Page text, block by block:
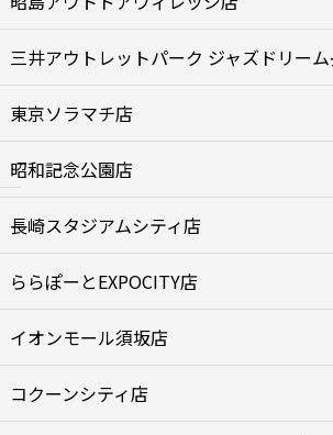
三井アウトレットパーク ジャズドリー
東京ソラマチ店
昭和記念公園店
長崎スタジアムシティ店
ららぽーとEXPOCITY店
イオンモール須坂店
コクーンシティ店